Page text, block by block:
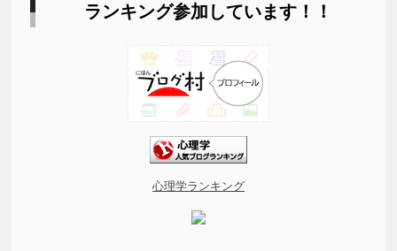
ランキング参加しています！！
心理学ランキング